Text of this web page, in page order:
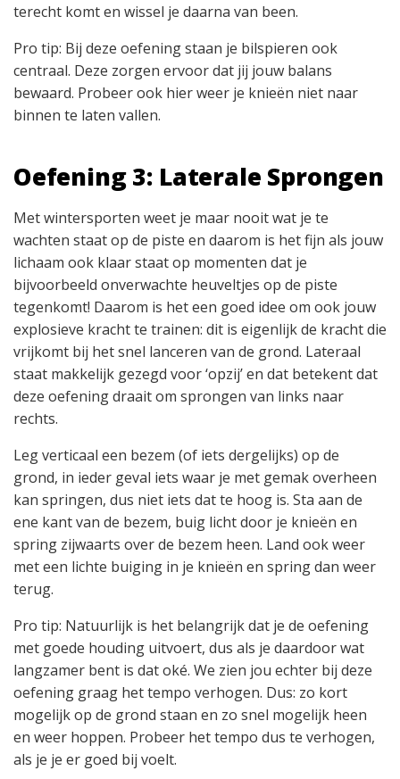
terecht komt en wissel je daarna van been.
Pro tip: Bij deze oefening staan je bilspieren ook
centraal. Deze zorgen ervoor dat jij jouw balans
bewaard. Probeer ook hier weer je knieën niet naar
binnen te laten vallen.
Oefening 3: Laterale Sprongen
Met wintersporten weet je maar nooit wat je te
wachten staat op de piste en daarom is het fijn als jouw
lichaam ook klaar staat op momenten dat je
bijvoorbeeld onverwachte heuveltjes op de piste
tegenkomt! Daarom is het een goed idee om ook jouw
explosieve kracht te trainen: dit is eigenlijk de kracht die
vrijkomt bij het snel lanceren van de grond. Lateraal
staat makkelijk gezegd voor ‘opzij’ en dat betekent dat
deze oefening draait om sprongen van links naar
rechts.
Leg verticaal een bezem (of iets dergelijks) op de
grond, in ieder geval iets waar je met gemak overheen
kan springen, dus niet iets dat te hoog is. Sta aan de
ene kant van de bezem, buig licht door je knieën en
spring zijwaarts over de bezem heen. Land ook weer
met een lichte buiging in je knieën en spring dan weer
terug.
Pro tip: Natuurlijk is het belangrijk dat je de oefening
met goede houding uitvoert, dus als je daardoor wat
langzamer bent is dat oké. We zien jou echter bij deze
oefening graag het tempo verhogen. Dus: zo kort
mogelijk op de grond staan en zo snel mogelijk heen
en weer hoppen. Probeer het tempo dus te verhogen,
als je je er goed bij voelt.